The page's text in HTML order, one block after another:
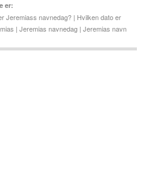
er:
Jeremiass navnedag? | Hvilken dato er
| Jeremias navnedag | Jeremias navn